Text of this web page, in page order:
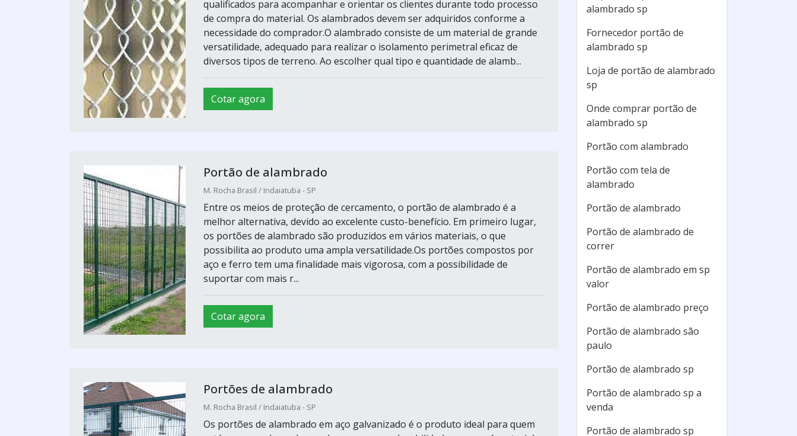
qualificados para acompanhar e orientar os clientes durante todo processo
de compra do material. Os alambrados devem ser adquiridos conforme a
necessidade do comprador.O alambrado consiste de um material de grande
versatilidade, adequado para realizar o isolamento perimetral eficaz de
diversos tipos de terreno. Ao escolher qual tipo e quantidade de alamb...
Cotar agora
Portão de alambrado
M. Rocha Brasil / Indaiatuba - SP
Entre os meios de proteção de cercamento, o portão de alambrado é a
melhor alternativa, devido ao excelente custo-benefício. Em primeiro lugar,
os portões de alambrado são produzidos em vários materiais, o que
possibilita ao produto uma ampla versatilidade.Os portões compostos por
aço e ferro tem uma finalidade mais vigorosa, com a possibilidade de
suportar com mais r...
Cotar agora
Portões de alambrado
M. Rocha Brasil / Indaiatuba - SP
Os portões de alambrado em aço galvanizado é o produto ideal para quem
alambrado sp
Fornecedor portão de
alambrado sp
Loja de portão de alambrado
sp
Onde comprar portão de
alambrado sp
Portão com alambrado
Portão com tela de
alambrado
Portão de alambrado
Portão de alambrado de
correr
Portão de alambrado em sp
valor
Portão de alambrado preço
Portão de alambrado são
paulo
Portão de alambrado sp
Portão de alambrado sp a
venda
Portão de alambrado sp